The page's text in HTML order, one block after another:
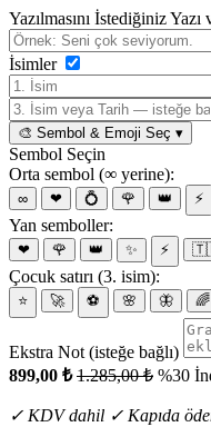
Yazılmasını İstediğiniz Yazı
İsimler
🎨 Sembol & Emoji Seç ▾
Sembol Seçin
Orta sembol (∞ yerine):
∞ ❤ 💍 🌹 👑 ⚡
Yan semboller:
❤ 🌹 👑 ✨ ⚡
Çocuk satırı (3. isim):
⭐ 🚀 ⚽ 🌸 🦋 🌈
Ekstra Not (isteğe bağlı)
899,00 ₺ 1.285,00 ₺ %30
✓ KDV dahil ✓ Kapıda